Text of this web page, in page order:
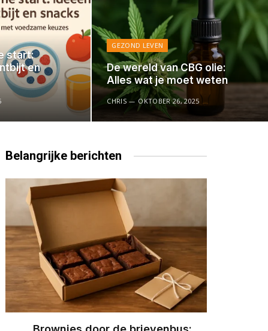
start:
en
GEZOND LEVEN
De wereld van CBG olie:
Alles wat je moet weten
CHRIS OKTOBER 26, 2025
Belangrijke berichten